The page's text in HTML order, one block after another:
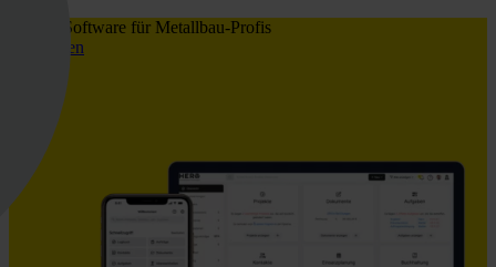
HERO Software für Metallbau-Profis
Jetzt testen